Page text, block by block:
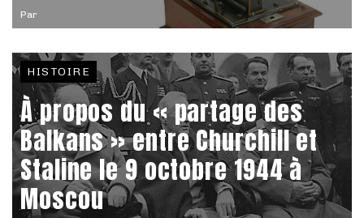
Par
HISTOIRE
À propos du « partage des
Balkans » entre Churchill et
Staline le 9 octobre 1944 à
Moscou